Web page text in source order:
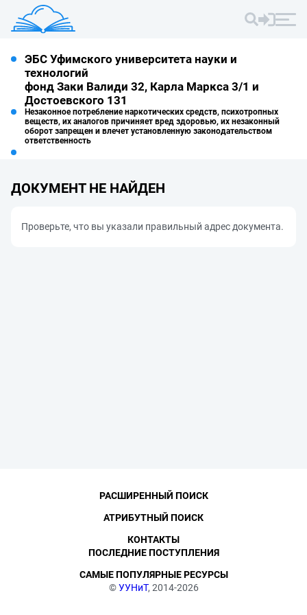
ЭБС Уфимского университета науки и
технологий
фонд Заки Валиди 32, Карла Маркса 3/1 и
Достоевского 131
Незаконное потребление наркотических средств, психотропных
веществ, их аналогов причиняет вред здоровью, их незаконный
оборот запрещен и влечет установленную законодательством
ответственность
ДОКУМЕНТ НЕ НАЙДЕН
Проверьте, что вы указали правильный адрес документа.
©УУНиТ, 2014-2026
РАСШИРЕННЫЙ ПОИСК
АТРИБУТНЫЙ ПОИСК
КОНТАКТЫ
ПОСЛЕДНИЕ ПОСТУПЛЕНИЯ
САМЫЕ ПОПУЛЯРНЫЕ РЕСУРСЫ